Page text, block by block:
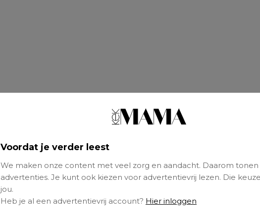
Voordat je verder leest
We maken onze content met veel zorg en aandacht. Daarom tonen
advertenties. Je kunt ook kiezen voor advertentievrij lezen. Die
jou.
Heb je al een advertentievrij account? Hier inloggen